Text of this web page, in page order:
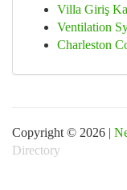
Villa Giriş
Ventilation
Charleston
Copyright © 2026 |
Directory